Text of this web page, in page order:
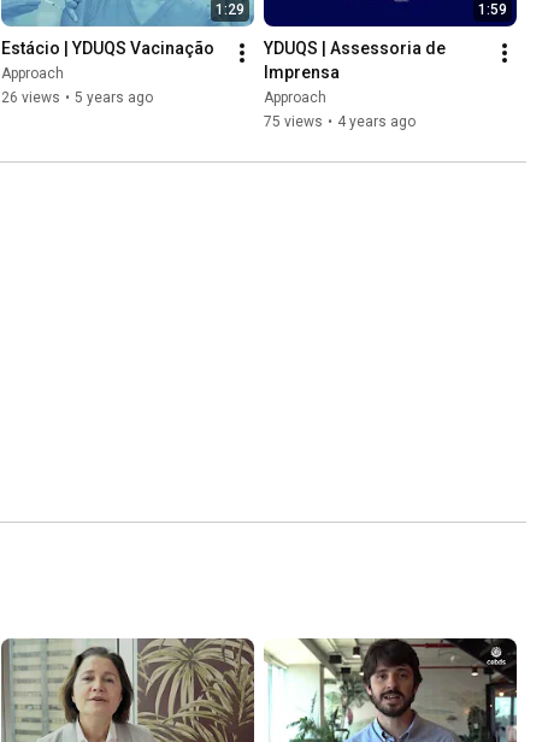
1:29
Estácio | YDUQS Vacinação
Approach
26 views • 5 years ago
1:59
YDUQS | Assessoria de
Imprensa
Approach
75 views • 4 years ago